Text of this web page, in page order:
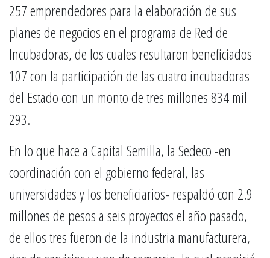
257 emprendedores para la elaboración de sus
planes de negocios en el programa de Red de
Incubadoras, de los cuales resultaron beneficiados
107 con la participación de las cuatro incubadoras
del Estado con un monto de tres millones 834 mil
293.
En lo que hace a Capital Semilla, la Sedeco -en
coordinación con el gobierno federal, las
universidades y los beneficiarios- respaldó con 2.9
millones de pesos a seis proyectos el año pasado,
de ellos tres fueron de la industria manufacturera,